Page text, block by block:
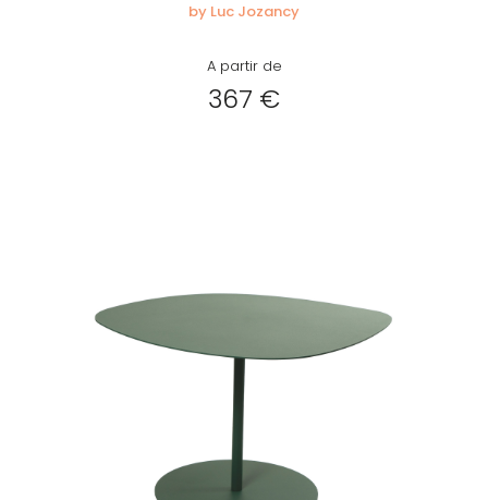
by Luc Jozancy
A partir de
367 €